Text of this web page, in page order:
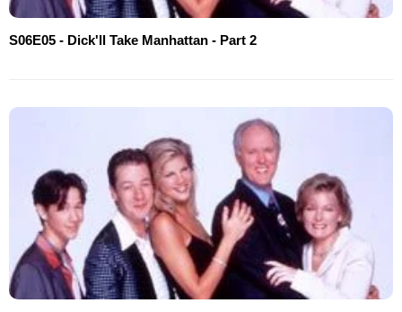
S06E05 - Dick'll Take Manhattan - Part 2